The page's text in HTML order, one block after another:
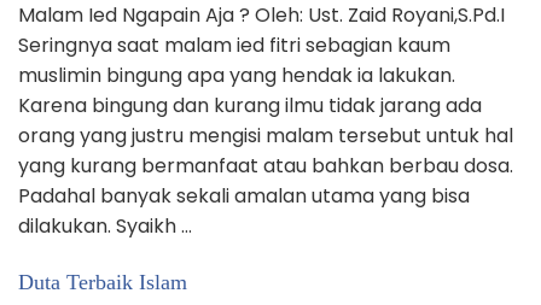
Malam Ied Ngapain Aja ? Oleh: Ust. Zaid Royani,S.Pd.I
Seringnya saat malam ied fitri sebagian kaum
muslimin bingung apa yang hendak ia lakukan.
Karena bingung dan kurang ilmu tidak jarang ada
orang yang justru mengisi malam tersebut untuk hal
yang kurang bermanfaat atau bahkan berbau dosa.
Padahal banyak sekali amalan utama yang bisa
dilakukan. Syaikh …
Duta Terbaik Islam